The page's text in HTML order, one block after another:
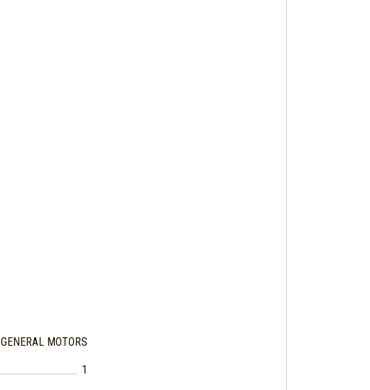
GENERAL MOTORS
1